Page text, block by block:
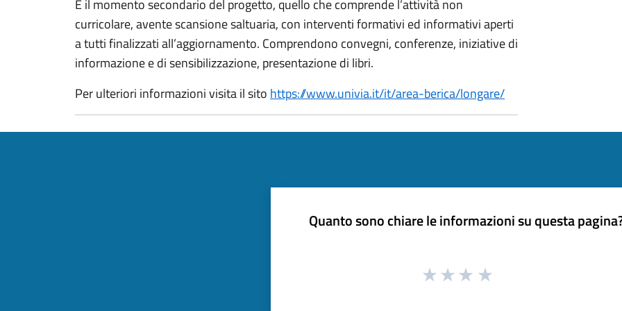
È il momento secondario del progetto, quello che comprende l’attività non
curricolare, avente scansione saltuaria, con interventi formativi ed informativi aperti
a tutti finalizzati all’aggiornamento. Comprendono convegni, conferenze, iniziative di
informazione e di sensibilizzazione, presentazione di libri.
Per ulteriori informazioni visita il sito https://www.univia.it/it/area-berica/longare/
Quanto sono chiare le informazioni su questa